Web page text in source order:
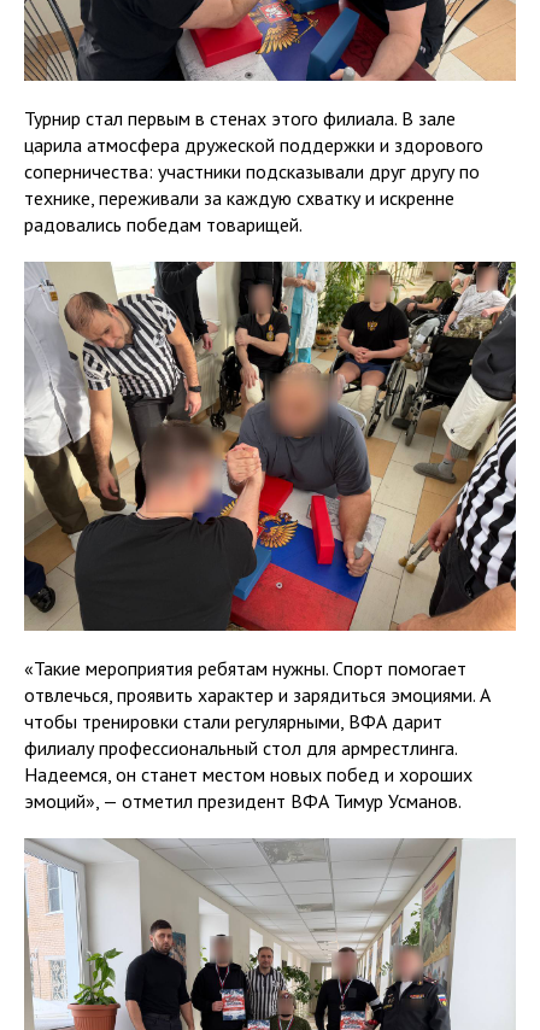
Турнир стал первым в стенах этого филиала. В зале
царила атмосфера дружеской поддержки и здорового
соперничества: участники подсказывали друг другу по
технике, переживали за каждую схватку и искренне
радовались победам товарищей.
«Такие мероприятия ребятам нужны. Спорт помогает
отвлечься, проявить характер и зарядиться эмоциями. А
чтобы тренировки стали регулярными, ВФА дарит
филиалу профессиональный стол для армрестлинга.
Надеемся, он станет местом новых побед и хороших
эмоций», — отметил президент ВФА Тимур Усманов.